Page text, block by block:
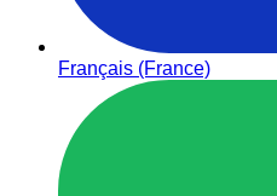
Français (France)